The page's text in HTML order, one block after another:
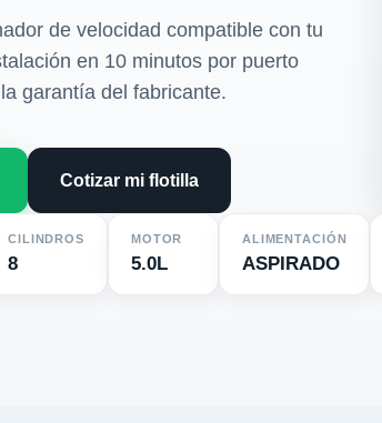
de velocidad compatible con tu
en 10 minutos por puerto
garantía del fabricante.
Cotizar mi flotilla
CILINDROS
8
MOTOR
5.0L
ALIMENTACIÓN
ASPIRADO